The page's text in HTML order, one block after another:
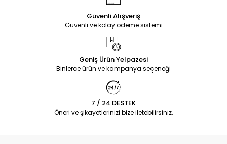
Güvenli Alışveriş
Güvenli ve kolay ödeme sistemi
Geniş Ürün Yelpazesi
Binlerce ürün ve kampanya seçeneği
7 / 24 DESTEK
Öneri ve şikayetlerinizi bize iletebilirsiniz.